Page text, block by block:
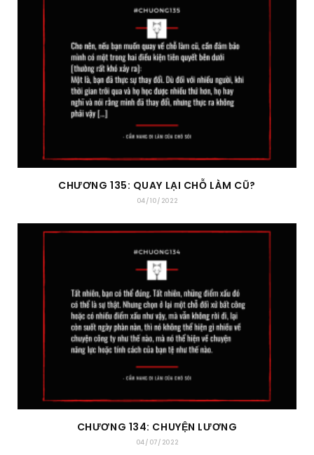
CHƯƠNG 135: QUAY LẠI CHỖ LÀM CŨ?
04/10/2022
CHƯƠNG 134: CHUYỆN LƯƠNG
04/07/2022